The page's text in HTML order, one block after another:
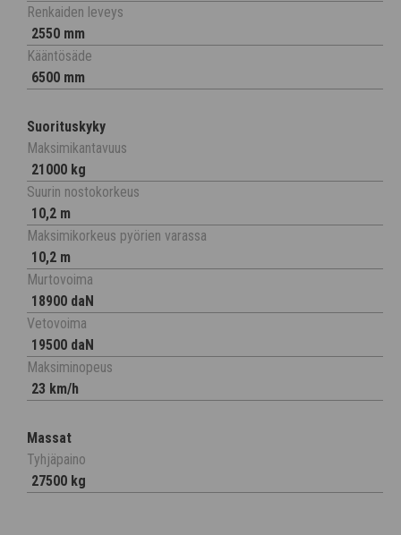
Renkaiden leveys
2550 mm
Kääntösäde
6500 mm
Suorituskyky
Maksimikantavuus
21000 kg
Suurin nostokorkeus
10,2 m
Maksimikorkeus pyörien varassa
10,2 m
Murtovoima
18900 daN
Vetovoima
19500 daN
Maksiminopeus
23 km/h
Massat
Tyhjäpaino
27500 kg